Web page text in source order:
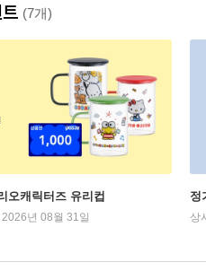
(7개)
오캐릭터즈 유리컵
년 08월 31일
정
상